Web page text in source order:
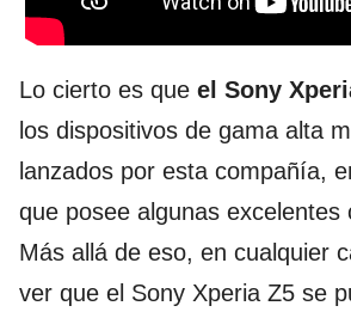
Lo cierto es que el Sony
los dispositivos de gama alta
lanzados por esta compañía,
que posee algunas excelentes
Más allá de eso, en cualquier
ver que el Sony Xperia Z5 se